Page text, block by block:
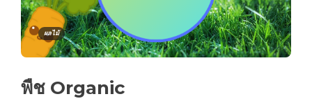
ผลไม้
พืช Organic